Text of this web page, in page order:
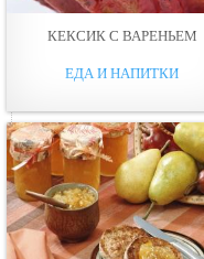
КЕКСИК С ВАРЕНЬЕМ
ЕДА И НАПИТКИ